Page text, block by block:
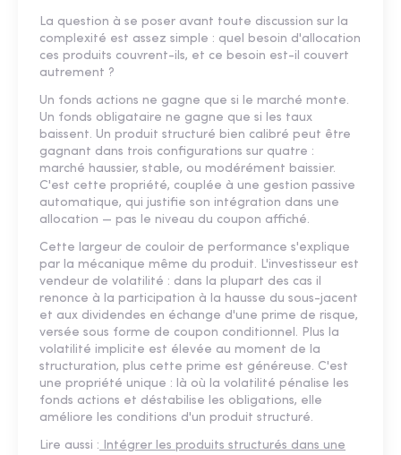
La question à se poser avant toute discussion sur la
complexité est assez simple : quel besoin d'allocation
ces produits couvrent-ils, et ce besoin est-il couvert
autrement ?
Un fonds actions ne gagne que si le marché monte.
Un fonds obligataire ne gagne que si les taux
baissent. Un produit structuré bien calibré peut être
gagnant dans trois configurations sur quatre :
marché haussier, stable, ou modérément baissier.
C'est cette propriété, couplée à une gestion passive
automatique, qui justifie son intégration dans une
allocation — pas le niveau du coupon affiché.
Cette largeur de couloir de performance s'explique
par la mécanique même du produit. L'investisseur est
vendeur de volatilité : dans la plupart des cas il
renonce à la participation à la hausse du sous-jacent
et aux dividendes en échange d'une prime de risque,
versée sous forme de coupon conditionnel. Plus la
volatilité implicite est élevée au moment de la
structuration, plus cette prime est généreuse. C'est
une propriété unique : là où la volatilité pénalise les
fonds actions et déstabilise les obligations, elle
améliore les conditions d'un produit structuré.
Lire aussi : Intégrer les produits structurés dans une